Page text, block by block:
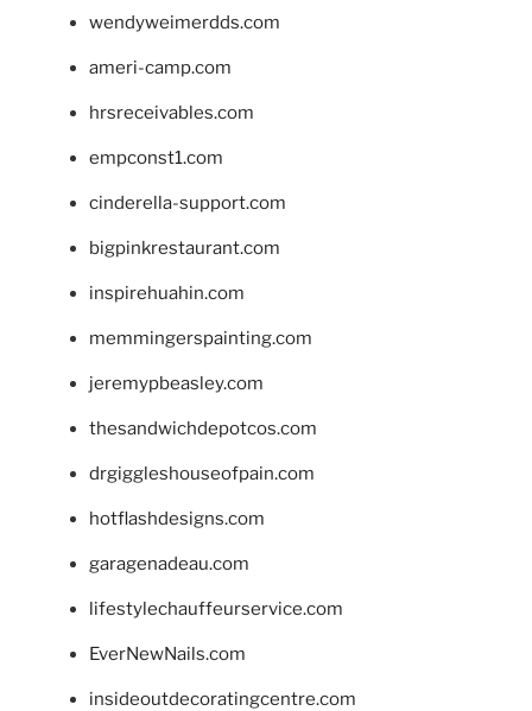
wendyweimerdds.com
ameri-camp.com
hrsreceivables.com
empconst1.com
cinderella-support.com
bigpinkrestaurant.com
inspirehuahin.com
memmingerspainting.com
jeremypbeasley.com
thesandwichdepotcos.com
drgiggleshouseofpain.com
hotflashdesigns.com
garagenadeau.com
lifestylechauffeurservice.com
EverNewNails.com
insideoutdecoratingcentre.com